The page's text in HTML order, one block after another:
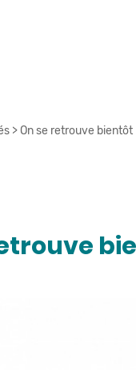
> On se retrouve bientôt